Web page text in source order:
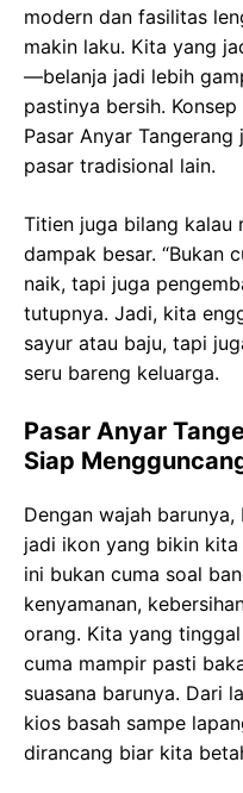
modern dan fasilitas
makin laku. Kita yang
—belanja jadi lebih
pastinya bersih.
Pasar Anyar
pasar tradisional lain.
Titien juga bilang kalau
dampak besar. “Bukan
naik, tapi juga
tutupnya. Jadi, kita
sayur atau baju, tapi
seru bareng keluarga.
Pasar Anyar
Siap
Dengan wajah
jadi ikon yang bikin
ini bukan cuma soal
kenyamanan,
orang. Kita yang
cuma mampir pasti
suasana barunya. Dari
kios basah sampe
dirancang biar kita